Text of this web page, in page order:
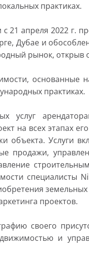
практиках.
21 апреля 2022 г.
Дубае и
рынок, открыв
основанные
практиках.
услуг
на всех этапах
объекта. Услуги
продажи,
специалисты
проектов.
своего
и